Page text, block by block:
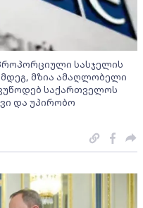
სასჯელის
მზია ამაღლობელი
საქართველოს
და უპირობო